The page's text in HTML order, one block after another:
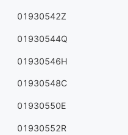
01930542Z
01930544Q
01930546H
01930548C
01930550E
01930552R